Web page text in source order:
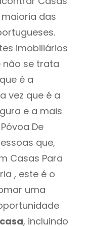
das
imobiliários
não se trata
é a
vez que é a
e a mais
De
que,
Casas Para
, este é o
uma
, incluindo